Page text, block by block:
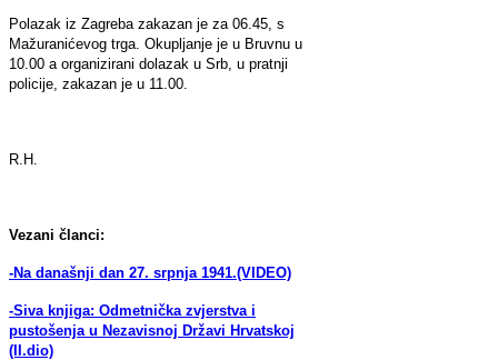
Polazak iz Zagreba zakazan je za 06.45, s
Mažuranićevog trga. Okupljanje je u Bruvnu u
10.00 a organizirani dolazak u Srb, u pratnji
policije, zakazan je u 11.00.
R.H.
Vezani članci:
-Na današnji dan 27. srpnja 1941.(VIDEO)
-Siva knjiga: Odmetnička zvjerstva i
pustošenja u Nezavisnoj Državi Hrvatskoj
(II.dio)